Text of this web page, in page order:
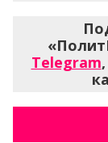
Telegram,